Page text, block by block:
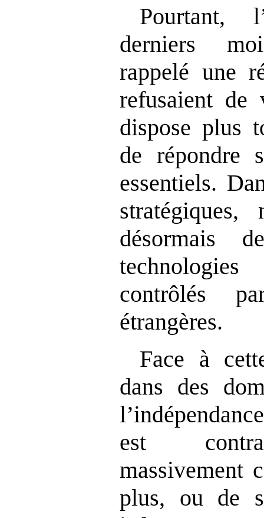
Pourtant,
derniers
rappelé une
refusaient
dispose plus
de répondre
essentiels.
stratégiques,
désormais
contrôlés
étrangères.
Face à
dans des
est
massivement
plus, ou de